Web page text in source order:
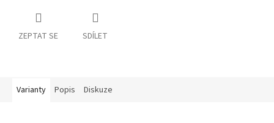
ZEPTAT SE SDÍLET
Varianty Popis Diskuze